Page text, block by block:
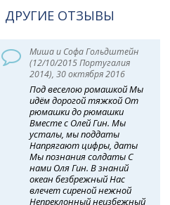
ДРУГИЕ ОТЗЫВЫ
Миша и Софа Гольдштейн
(12/10/2015 Португалия
2014), 30 октября 2016
Под веселою ромашкой Мы
идём дорогой тяжкой От
рюмашки до рюмашки
Вместе с Олей Гин. Мы
усталы, мы поддаты
Напрягают цифры, даты
Мы познания солдаты С
нами Оля Гин. В знаний
океан безбрежный Нас
влечет сиреной нежной
Непреклонный неизбежный